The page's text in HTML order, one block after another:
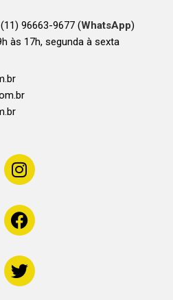
96663-9677 (WhatsApp)
às 17h, segunda à sexta